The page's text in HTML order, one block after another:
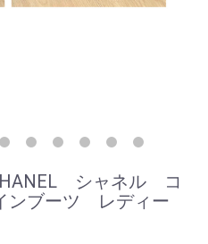
シャネル コ
ンブーツ レディー